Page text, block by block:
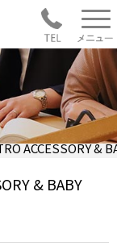
ACCESSORY &
& BABY